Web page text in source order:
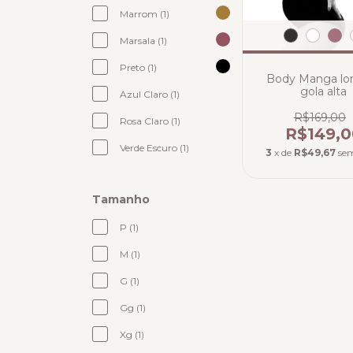
Marrom (1)
Marsala (1)
Preto (1)
Azul Claro (1)
Rosa Claro (1)
Verde Escuro (1)
Tamanho
P (1)
M (1)
G (1)
Gg (1)
Xg (1)
Body Manga
gola alta
R$169,00
3 x de R$49,67